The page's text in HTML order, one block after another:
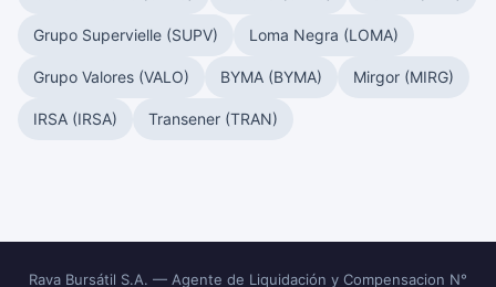
Grupo Supervielle (SUPV) Loma Negra (LOMA)
Grupo Valores (VALO) BYMA (BYMA) Mirgor (MIRG)
IRSA (IRSA) Transener (TRAN)
Rava Bursátil S.A. — Agente de Liquidación y Compensacion N°